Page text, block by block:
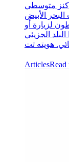
كنز متوسطي
الأبيض
لزيارة أو
الجزيئي
ArticlesRead